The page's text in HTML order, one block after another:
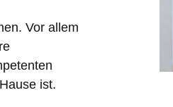
Vor allem
ist.